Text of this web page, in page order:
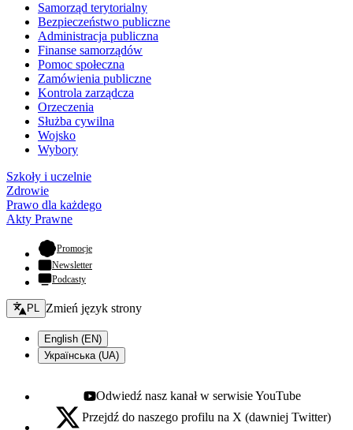
Samorząd terytorialny
Bezpieczeństwo publiczne
Administracja publiczna
Finanse samorządów
Pomoc społeczna
Zamówienia publiczne
Kontrola zarządcza
Orzeczenia
Służba cywilna
Wojsko
Wybory
Szkoły i uczelnie
Zdrowie
Prawo dla każdego
Akty Prawne
Promocje- otwiera się w nowej karcie
Newsletter
Podcasty
Zmień język - bieżący:
PL Zmień język strony
English (EN)
Українська (UA)
Youtube - otwiera się w nowej karcie
Odwiedź nasz kanał w serwisie YouTube
X - otwiera się w nowej karcie
Przejdź do naszego profilu na X (dawniej Twitter)